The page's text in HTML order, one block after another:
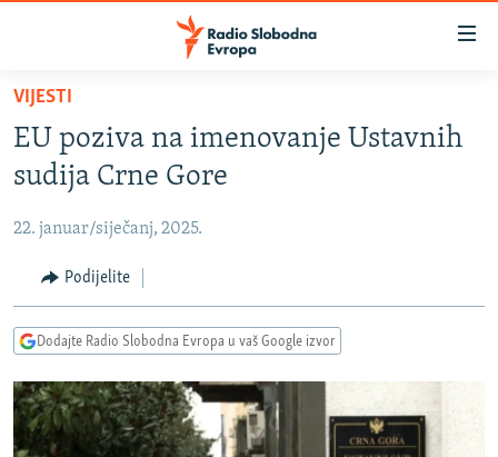
Pređite
glavni
sadržaj
na
navigaciju
Pređite
na
BOSNA I HERCEGOVINA
SRBIJA
KOSOVO
CRNA GORA
VIDEO
FOTOGALERIJE
INFOGRAFIKE
PODCASTI
RAT U UKRAJINI
KINA NA BALKANU
VIJESTI
EU poziva na imenovanje Ustavnih
sudija Crne Gore
22. januar/siječanj, 2025.
Podijelite
Dodajte Radio Slobodna Evropa u vaš Google izvor